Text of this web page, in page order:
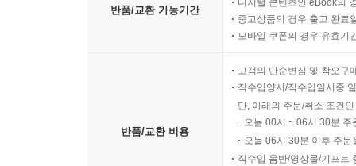
반품/교환 가능기간
디지털 콘텐츠인 eBook의
중고상품의 경우 출고 완료
모바일 쿠폰의 경우 유효기
반품/교환 비용
고객의 단순변심 및 착오구
직수입양서/직수입일서중
단, 아래의 주문/취소 조건
오늘 00시 ~ 06시 30분
오늘 06시 30분 이후 주
직수입 음반/영상물/기프트